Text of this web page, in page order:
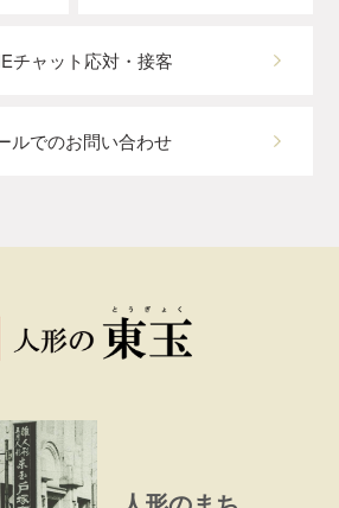
チャット応対・接客
ルでのお問い合わせ